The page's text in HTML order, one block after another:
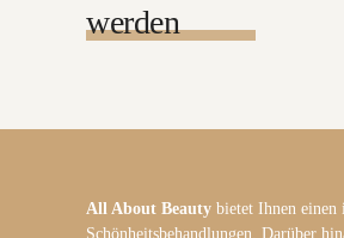
werden
All About Beauty bietet Ihnen einen
Schönheitsbehandlungen. Darüber